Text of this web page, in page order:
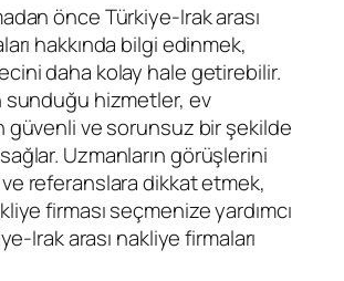
önce Türkiye-Irak arası
hakkında bilgi edinmek,
daha kolay hale getirebilir.
sunduğu hizmetler, ev
güvenli ve sorunsuz bir şekilde
sağlar. Uzmanların görüşlerini
referanslara dikkat etmek,
firması seçmenize yardımcı
Irak arası nakliye firmaları